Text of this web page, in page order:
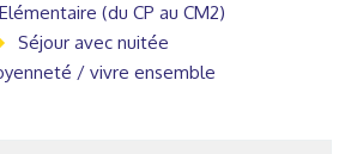
(du CP au CM2)
Séjour avec nuitée
/ vivre ensemble